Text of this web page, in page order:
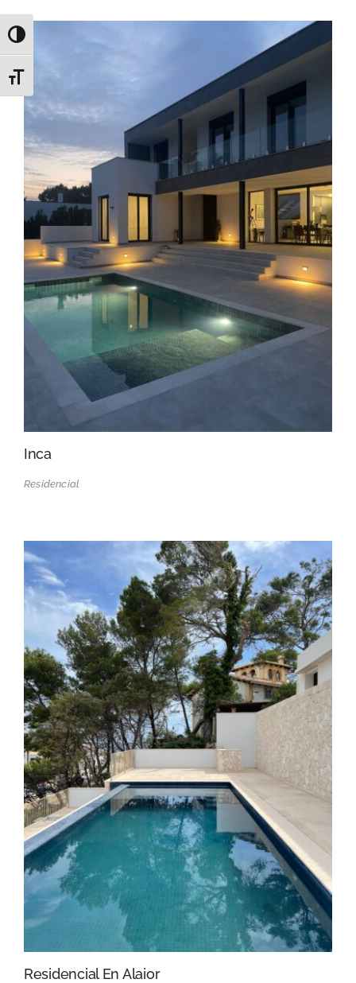
Alternar alto contraste
Alternar tamaño de letra
Inca
Residencial
Residencial En Alaior